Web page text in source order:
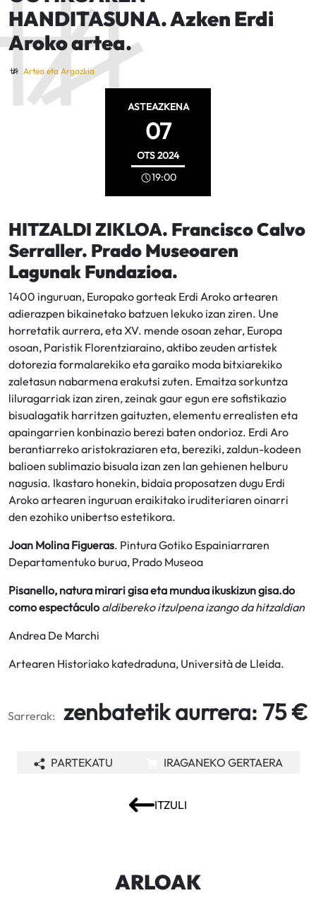
HANDITASUNA. Azken Erdi
Aroko artea.
Artea eta Argazkia
ASTEAZKENA
07
OTS2024
19:00
HITZALDI ZIKLOA. Francisco Calvo
Serraller. Prado Museoaren
Lagunak Fundazioa.
1400 inguruan, Europako gorteak Erdi Aroko artearen
adierazpen bikainetako batzuen lekuko izan ziren. Une
horretatik aurrera, eta XV. mende osoan zehar, Europa
osoan, Paristik Florentziaraino, aktibo zeuden artistek
dotorezia formalarekiko eta garaiko moda bitxiarekiko
zaletasun nabarmena erakutsi zuten. Emaitza sorkuntza
liluragarriak izan ziren, zeinak gaur egun ere sofistikazio
bisualagatik harritzen gaituzten, elementu errealisten eta
apaingarrien konbinazio berezi baten ondorioz. Erdi Aro
berantiarreko aristokraziaren eta, bereziki, zaldun-kodeen
balioen sublimazio bisuala izan zen lan gehienen helburu
nagusia. Ikastaro honekin, bidaia proposatzen dugu Erdi
Aroko artearen inguruan eraikitako iruditeriaren oinarri
den ezohiko unibertso estetikora.
Joan Molina Figueras. Pintura Gotiko Espainiarraren
Departamentuko burua, Prado Museoa
Pisanello, natura mirari gisa eta mundua ikuskizun gisa.do
como espectáculo aldibereko itzulpena izango da hitzaldian
Andrea De Marchi
Artearen Historiako katedraduna, Università de Lleida.
Sarrerak: zenbatetik aurrera: 75 €
ITZULI
PARTEKATU IRAGANEKO GERTAERA
ARLOAK